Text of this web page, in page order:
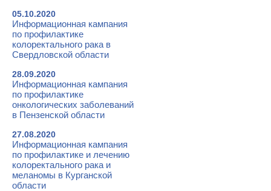
05.10.2020
Информационная кампания
по профилактике
колоректального рака в
Свердловской области
28.09.2020
Информационная кампания
по профилактике
онкологических заболеваний
в Пензенской области
27.08.2020
Информационная кампания
по профилактике и лечению
колоректального рака и
меланомы в Курганской
области